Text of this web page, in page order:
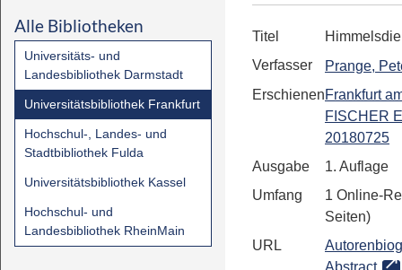
Alle Bibliotheken
Universitäts- und
Landesbibliothek Darmstadt
Universitätsbibliothek Frankfurt
Hochschul-, Landes- und
Stadtbibliothek Fulda
Universitätsbibliothek Kassel
Hochschul- und
Landesbibliothek RheinMain
Titel
Verfasser
Prange,
ErschienenFrankfurt
FISCHER
20180725
Ausgabe
1. Auflage
Umfang
1 Online-
Seiten)
URL
Abstract